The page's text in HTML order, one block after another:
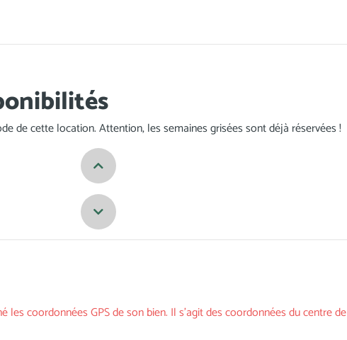
de cette location. Attention, les semaines grisées sont déjà réservées !
Previous
Next
les coordonnées GPS de son bien. Il s'agit des coordonnées du centre de